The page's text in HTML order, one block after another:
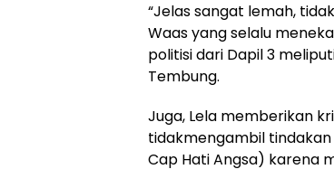
“Jelas sangat lemah,
Waas yang selalu
politisi dari Dapil 3
Tembung.
Juga, Lela memberikan
tidakmengambil
Cap Hati Angsa) karena